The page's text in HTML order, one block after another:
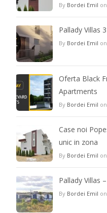
By Bordei Emil
Pallady Villas
By Bordei Emil
Oferta Black
Apartments
By Bordei Emil
Case noi
unic in zona
By Bordei Emil
Pallady Villas
By Bordei Emil